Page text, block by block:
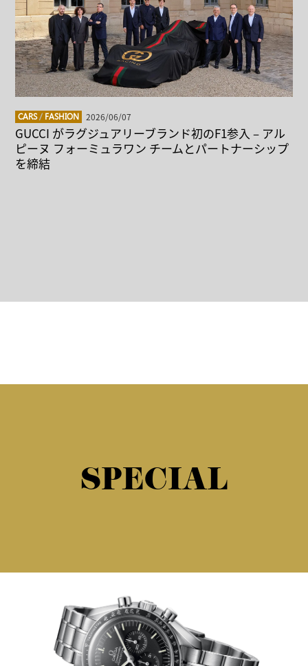
CARS/ FASHION 2026/06/07
GUCCI がラグジュアリーブランド初のF1参入 – アル
ピーヌ フォーミュラワン チームとパートナーシップ
を締結
SPECIAL